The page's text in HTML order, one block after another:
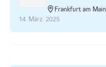
Frankfurt am Main
14. März. 2025